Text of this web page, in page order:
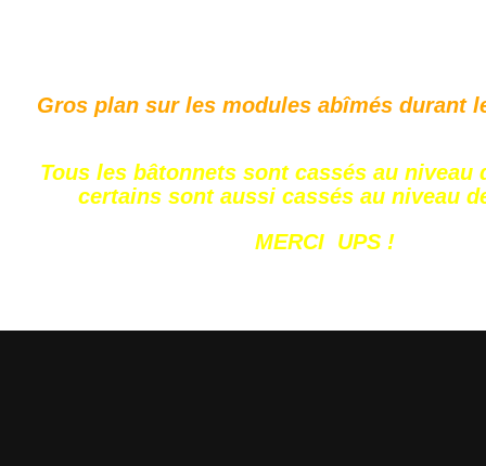
Gros plan sur les modules abîmés durant
Tous les bâtonnets sont cassés au niveau
certains sont aussi cassés au niveau
MERCI UPS !